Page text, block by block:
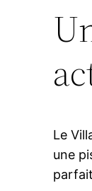
Le
une